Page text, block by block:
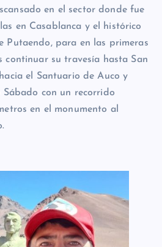
en el sector donde fue
en Casablanca y el histórico
Putaendo, para en las primeras
continuar su travesía hasta San
el Santuario de Auco y
con un recorrido
en el monumento al